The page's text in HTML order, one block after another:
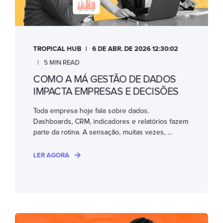
TROPICAL HUB
6 DE ABR. DE 2026 12:30:02
5 MIN READ
COMO A MÁ GESTÃO DE DADOS
IMPACTA EMPRESAS E DECISÕES
Toda empresa hoje fala sobre dados.
Dashboards, CRM, indicadores e relatórios fazem
parte da rotina. A sensação, muitas vezes, ...
LER AGORA